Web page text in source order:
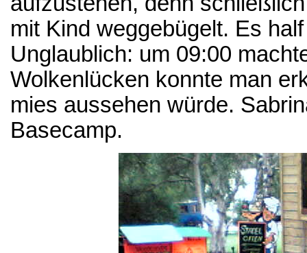
mit Kind weggebügelt. Es
Unglaublich: um 09:00
Wolkenlücken konnte man
mies aussehen würde.
Basecamp.